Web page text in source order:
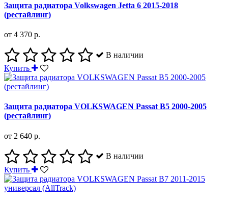
Защита радиатора Volkswagen Jetta 6 2015-2018
(рестайлинг)
от 4 370 р.
В наличии
Купить
Защита радиатора VOLKSWAGEN Passat B5 2000-2005
(рестайлинг)
от 2 640 р.
В наличии
Купить